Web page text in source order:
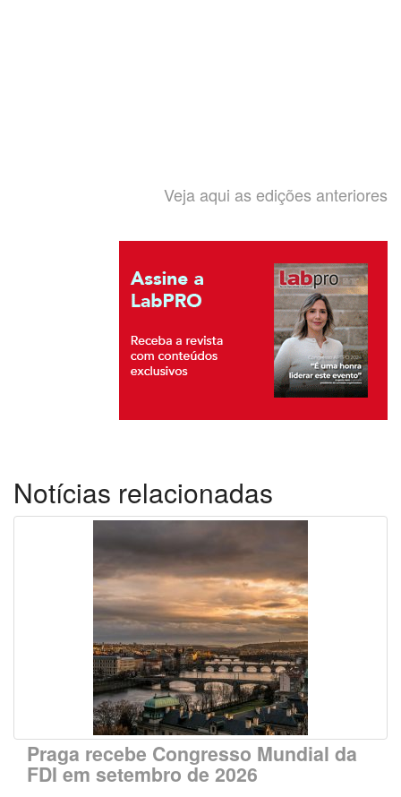
Veja aqui as edições anteriores
Notícias relacionadas
Praga recebe Congresso Mundial da
FDI em setembro de 2026